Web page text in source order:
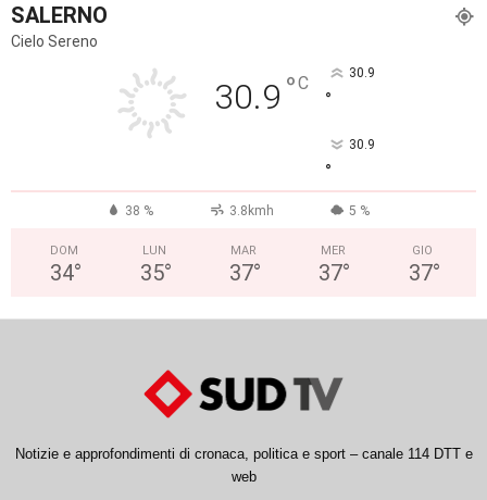
SALERNO
Cielo Sereno
30.9 °C 30.9
°
30.9
°
38 % 3.8kmh 5 %
DOM
34°
LUN
35°
MAR
37°
MER
37°
GIO
37°
Notizie e approfondimenti di cronaca, politica e sport – canale 114 DTT e
web